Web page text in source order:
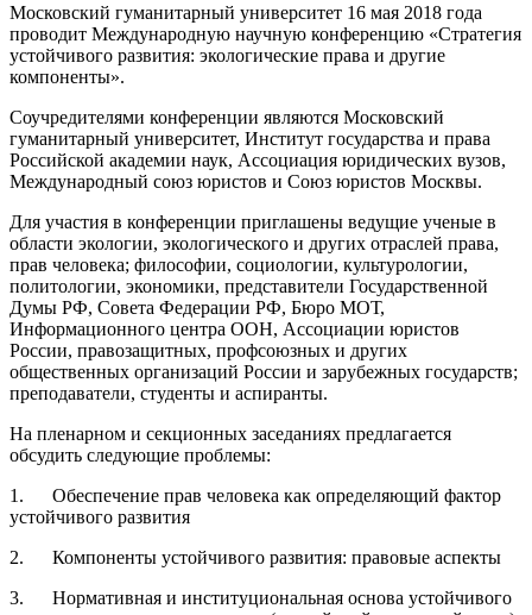
Московский гуманитарный университет 16 мая 2018 года
проводит Международную научную конференцию «Стратегия
устойчивого развития: экологические права и другие
компоненты».
Соучредителями конференции являются Московский
гуманитарный университет, Институт государства и права
Российской академии наук, Ассоциация юридических вузов,
Международный союз юристов и Союз юристов Москвы.
Для участия в конференции приглашены ведущие ученые в
области экологии, экологического и других отраслей права,
прав человека; философии, социологии, культурологии,
политологии, экономики, представители Государственной
Думы РФ, Совета Федерации РФ, Бюро МОТ,
Информационного центра ООН, Ассоциации юристов
России, правозащитных, профсоюзных и других
общественных организаций России и зарубежных государств;
преподаватели, студенты и аспиранты.
На пленарном и секционных заседаниях предлагается
обсудить следующие проблемы:
1. Обеспечение прав человека как определяющий фактор
устойчивого развития
2. Компоненты устойчивого развития: правовые аспекты
3. Нормативная и институциональная основа устойчивого